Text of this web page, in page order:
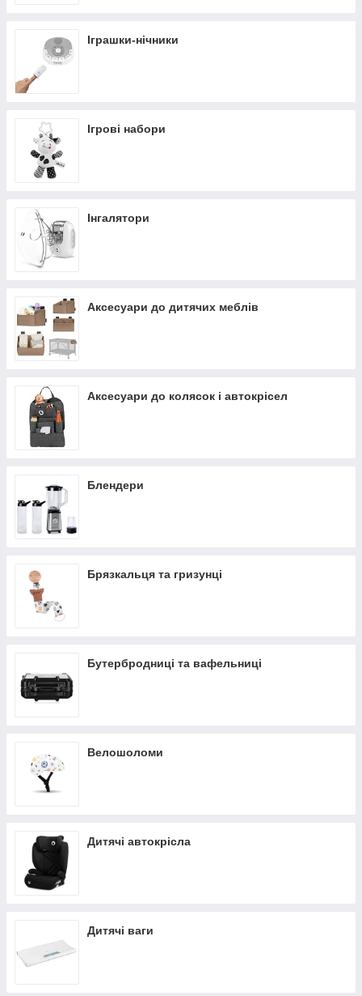
Іграшки-нічники
Ігрові набори
Інгалятори
Аксесуари до дитячих меблів
Аксесуари до колясок і автокрісел
Блендери
Брязкальця та гризунці
Бутербродниці та вафельниці
Велошоломи
Дитячі автокрісла
Дитячі ваги